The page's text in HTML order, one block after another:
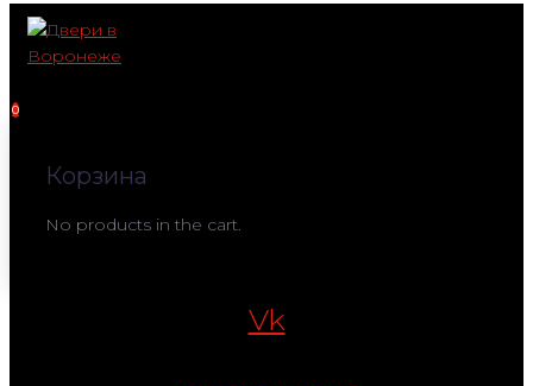
Перейти
контенту
0
Корзина
No products in the cart.
Vk